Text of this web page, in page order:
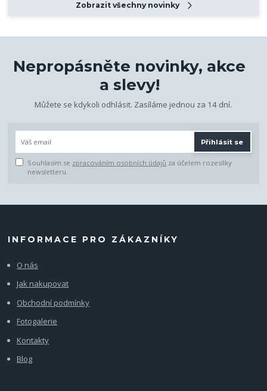
Zobrazit všechny novinky
Nepropásněte novinky, akce
a slevy!
Můžete se kdykoli odhlásit. Zasíláme jednou za 14 dní.
Přihlásit se
Souhlasím se zpracováním osobních údajů za účelem rozesílky
newsletteru.
INFORMACE PRO ZÁKAZNÍKY
O nás
Jak nakupovat
Obchodní podmínky
Fotogalerie
Kontakty
Blog